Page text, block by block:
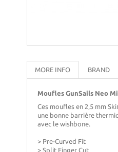
MORE INFO BRAND
Moufles GunSails Neo
Ces moufles en 2,5 mm
une bonne barrière
avec le wishbone.
> Pre-Curved Fit
> Split Finger Cut